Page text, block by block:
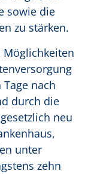
sowie die
zu stärken.
nach
durch die
neu
unter
zehn